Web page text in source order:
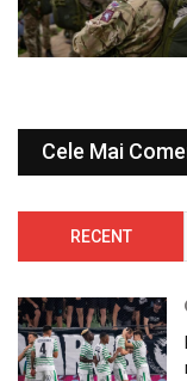
Cele Mai
RECENT